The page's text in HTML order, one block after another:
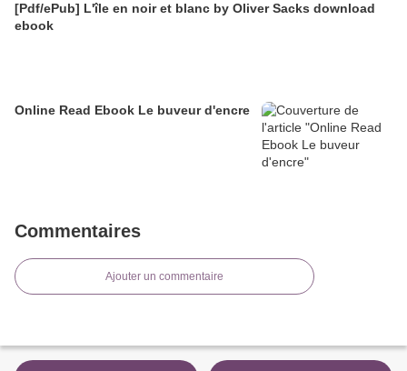
[Pdf/ePub] L'île en noir et blanc by Oliver Sacks download
ebook
Online Read Ebook Le buveur d'encre
Commentaires
Ajouter un commentaire